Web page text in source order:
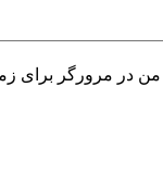
من در مرورگر برای